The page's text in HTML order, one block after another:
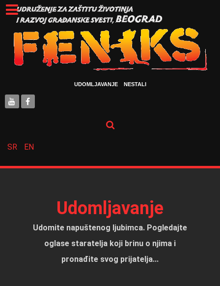
UDOMLJAVANJE NESTALI
SR EN
Udomljavanje
Udomite napuštenog ljubimca. Pogledajte
oglase staratelja koji brinu o njima i
pronađite svog prijatelja...